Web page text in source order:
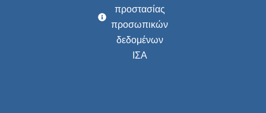
προστασίας
προσωπικών
δεδομένων
ΙΣΑ